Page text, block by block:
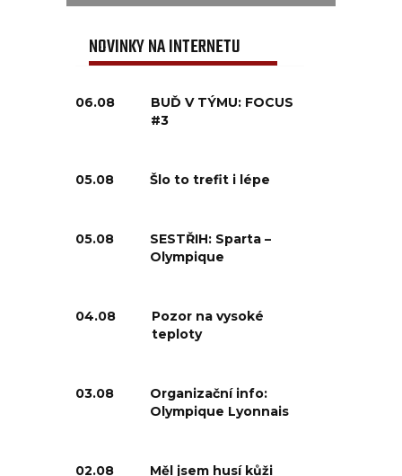
NOVINKY NA INTERNETU
06.08
BUĎ V TÝMU: FOCUS
#3
05.08 Šlo to trefit i lépe
05.08
SESTŘIH: Sparta –
Olympique
04.08
Pozor na vysoké
teploty
03.08
Organizační info:
Olympique Lyonnais
02.08 Měl jsem husí kůži